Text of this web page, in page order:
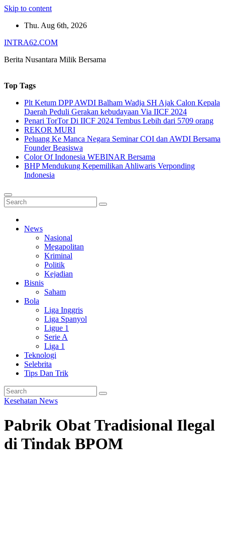
Skip to content
Thu. Aug 6th, 2026
INTRA62.COM
Berita Nusantara Milik Bersama
Top Tags
Plt Ketum DPP AWDI Balham Wadja SH Ajak Calon Kepala
Daerah Peduli Gerakan kebudayaan Via IICF 2024
Penari TorTor Di IICF 2024 Tembus Lebih dari 5709 orang
REKOR MURI
Peluang Ke Manca Negara Seminar COI dan AWDI Bersama
Founder Beasiswa
Color Of Indonesia WEBINAR Bersama
BHP Mendukung Kepemilikan Ahliwaris Verponding
Indonesia
News
Nasional
Megapolitan
Kriminal
Politik
Kejadian
Bisnis
Saham
Bola
Liga Inggris
Liga Spanyol
Ligue 1
Serie A
Liga 1
Teknologi
Selebrita
Tips Dan Trik
Kesehatan News
Pabrik Obat Tradisional Ilegal
di Tindak BPOM